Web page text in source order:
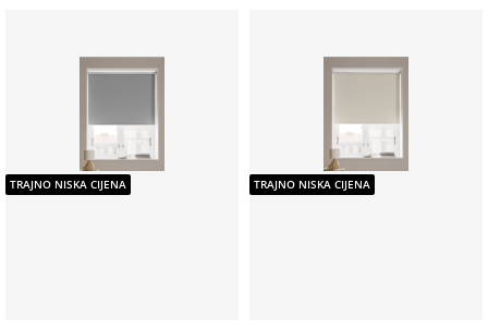
TRAJNO NISKA CIJENA TRAJNO NISKA CIJENA